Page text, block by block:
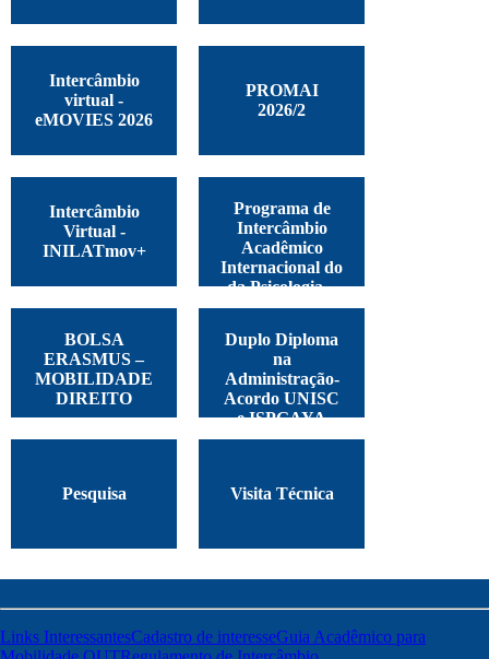
Intercâmbio
virtual -
eMOVIES 2026
PROMAI
2026/2
Intercâmbio
Virtual -
INILATmov+
Programa de
Intercâmbio
Acadêmico
Internacional do
da Psicologia –
Argentina, 2025
BOLSA
ERASMUS –
MOBILIDADE
DIREITO
Duplo Diploma
na
Administração-
Acordo UNISC
e ISPGAYA
Pesquisa Visita Técnica
Links InteressantesCadastro de interesseGuia Acadêmico para